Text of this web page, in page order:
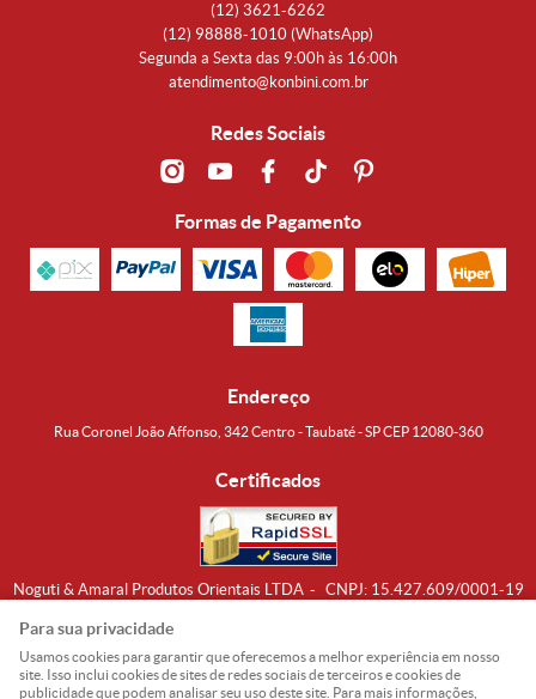
(12) 3621-6262
(12) 98888-1010 (WhatsApp)
Segunda a Sexta das 9:00h às 16:00h
atendimento@konbini.com.br
Redes Sociais
Formas de Pagamento
Endereço
Rua Coronel João Affonso, 342 Centro - Taubaté - SP CEP 12080-360
Certificados
Noguti & Amaral Produtos Orientais LTDA CNPJ: 15.427.609/0001-19
Para sua privacidade
Usamos cookies para garantir que oferecemos a melhor experiência em nosso
site. Isso inclui cookies de sites de redes sociais de terceiros e cookies de
publicidade que podem analisar seu uso deste site. Para mais informações,